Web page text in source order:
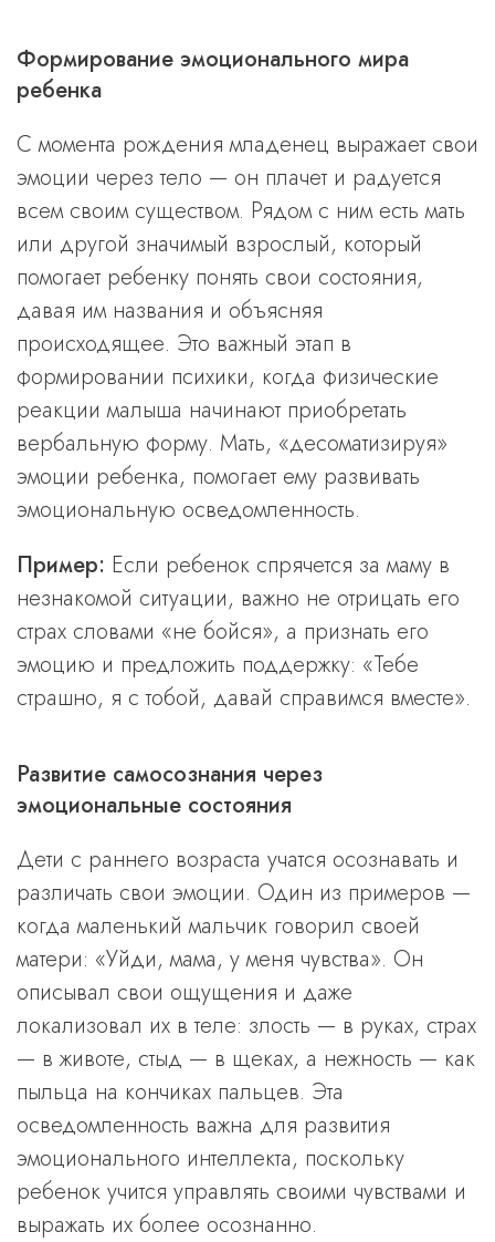
Формирование эмоционального мира
ребенка
С момента рождения младенец выражает свои
эмоции через тело — он плачет и радуется
всем своим существом. Рядом с ним есть мать
или другой значимый взрослый, который
помогает ребенку понять свои состояния,
давая им названия и объясняя
происходящее. Это важный этап в
формировании психики, когда физические
реакции малыша начинают приобретать
вербальную форму. Мать, «десоматизируя»
эмоции ребенка, помогает ему развивать
эмоциональную осведомленность.
Пример: Если ребенок спрячется за маму в
незнакомой ситуации, важно не отрицать его
страх словами «не бойся», а признать его
эмоцию и предложить поддержку: «Тебе
страшно, я с тобой, давай справимся вместе».
Развитие самосознания через
эмоциональные состояния
Дети с раннего возраста учатся осознавать и
различать свои эмоции. Один из примеров —
когда маленький мальчик говорил своей
матери: «Уйди, мама, у меня чувства». Он
описывал свои ощущения и даже
локализовал их в теле: злость — в руках, страх
— в животе, стыд — в щеках, а нежность — как
пыльца на кончиках пальцев. Эта
осведомленность важна для развития
эмоционального интеллекта, поскольку
ребенок учится управлять своими чувствами и
выражать их более осознанно.